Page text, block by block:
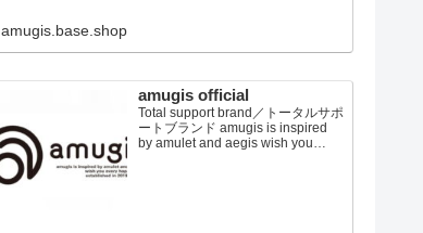
ます。トレンドウエアから健康グ
ッズまで！ トータルビュ...
amugis.base.shop
amugis official
Total support brand／トータルサポ
ートブランド amugis is inspired
by amulet and aegis wish you